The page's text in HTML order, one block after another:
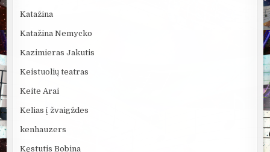
Katažina
Katažina Nemycko
Kazimieras Jakutis
Keistuolių teatras
Keite Arai
Kelias į žvaigždes
kenhauzers
Kęstutis Bobina